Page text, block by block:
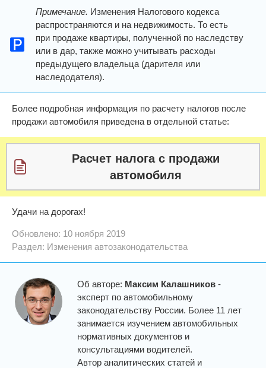
Примечание. Изменения Налогового кодекса
распространяются и на недвижимость. То есть
при продаже квартиры, полученной по наследству
или в дар, также можно учитывать расходы
предыдущего владельца (дарителя или
наследодателя).
Более подробная информация по расчету налогов после
продажи автомобиля приведена в отдельной статье:
Расчет налога с продажи
автомобиля
Удачи на дорогах!
Обновлено: 10 ноября 2019
Раздел: Изменения автозаконодательства
Об авторе: Максим Калашников -
эксперт по автомобильному
законодательству России. Более 11 лет
занимается изучением автомобильных
нормативных документов и
консультациями водителей.
Автор аналитических статей и